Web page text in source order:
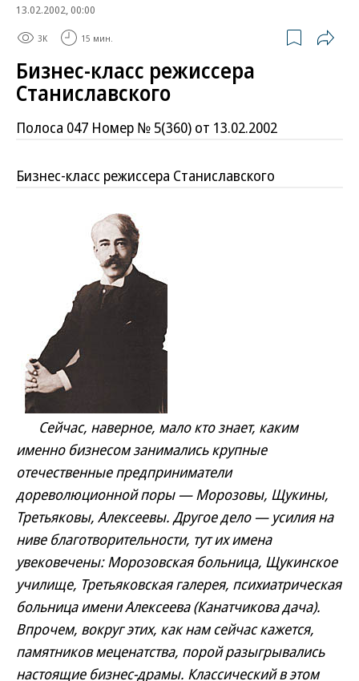
13.02.2002, 00:00
3K 15 мин.
Бизнес-класс режиссера
Станиславского
Полоса 047 Номер № 5(360) от 13.02.2002
Бизнес-класс режиссера Станиславского
Сейчас, наверное, мало кто знает, каким
именно бизнесом занимались крупные
отечественные предприниматели
дореволюционной поры — Морозовы, Щукины,
Третьяковы, Алексеевы. Другое дело — усилия на
ниве благотворительности, тут их имена
увековечены: Морозовская больница, Щукинское
училище, Третьяковская галерея, психиатрическая
больница имени Алексеева (Канатчикова дача).
Впрочем, вокруг этих, как нам сейчас кажется,
памятников меценатства, порой разыгрывались
настоящие бизнес-драмы. Классический в этом